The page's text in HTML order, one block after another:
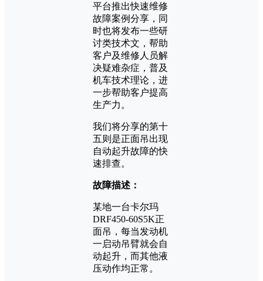
平台推出快速维修
故障案例分享，同
时也将发布一些研
讨类技术文，帮助
客户及维修人员解
决疑难杂症，普及
机车技术理论，进
一步帮助客户提高
生产力。
我们将分享的第十
五则是正面吊出现
自动起升故障的快
速排查。
故障描述：
某地一台卡尔玛
DRF450-60S5K正
面吊，每当发动机
一启动吊臂就会自
动起升，而其他液
压动作均正常。